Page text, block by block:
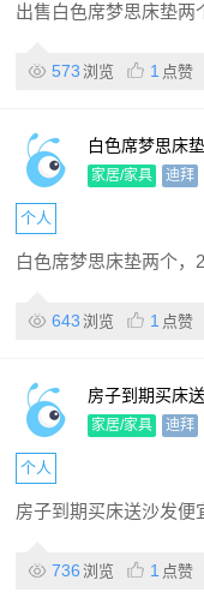
出售白色席梦思床垫两
573 浏览 1 点赞
白色席梦思床
原价一个2000
家居/家具 迪拜
个人
白色席梦思床垫两个，
643 浏览 1 点赞
房子到期买床
家居/家具 迪拜
个人
房子到期买床送沙发便
736 浏览 1 点赞